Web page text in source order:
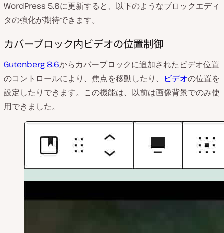
WordPress 5.6に更新すると、以下のようなブロックエディ
タの強化が期待できます。
カバーブロック内ビデオの位置制御
Gutenberg 8.6からカバーブロックに追加されたビデオ位置
のコントロールにより、焦点を移動したり、
ビデオの位置を
設定したりできます。この機能は、以前は画像背景でのみ使
用できました。